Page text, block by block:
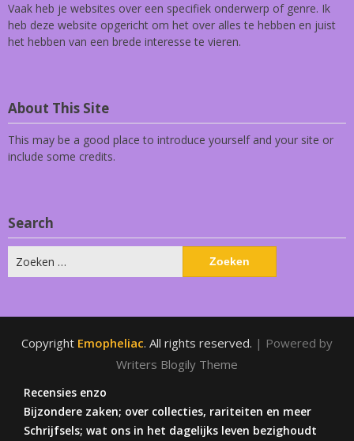
Vaak heb je websites over een specifiek onderwerp of genre. Ik
heb deze website opgericht om het over alles te hebben en juist
het hebben van een brede interesse te vieren.
About This Site
This may be a good place to introduce yourself and your site or
include some credits.
Search
Zoeken
naar:
Copyright Emopheliac. All rights reserved. | Powered by
Writers Blogily Theme
Recensies enzo
Bijzondere zaken; over collecties, rariteiten en meer
Schrijfsels; wat ons in het dagelijks leven bezighoudt